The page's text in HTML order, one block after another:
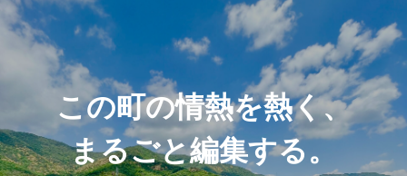
この町の情熱を熱く、
まるごと編集する。